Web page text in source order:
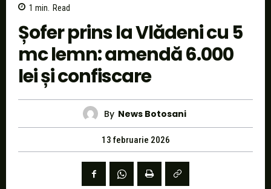
1 min. Read
Șofer prins la Vlădeni cu 5
mc lemn: amendă 6.000
lei și confiscare
By News Botosani
13 februarie 2026